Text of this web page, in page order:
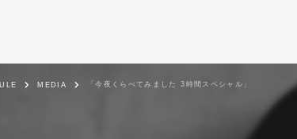
MEDIA 「今夜くらべてみました 3時間スペシャル」